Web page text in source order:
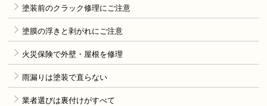
塗装前のクラック修理にご注意
塗膜の浮きと剥がれにご注意
火災保険で外壁・屋根を修理
雨漏りは塗装で直らない
業者選びは裏付けがすべて